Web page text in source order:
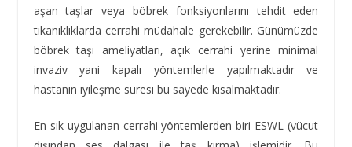
aşan taşlar veya böbrek fonksiyonlarını tehdit eden
tıkanıklıklarda cerrahi müdahale gerekebilir. Günümüzde
böbrek taşı ameliyatları, açık cerrahi yerine minimal
invaziv yani kapalı yöntemlerle yapılmaktadır ve
hastanın iyileşme süresi bu sayede kısalmaktadır.
En sık uygulanan cerrahi yöntemlerden biri ESWL (vücut